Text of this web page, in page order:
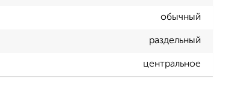
обычный
раздельный
центральное